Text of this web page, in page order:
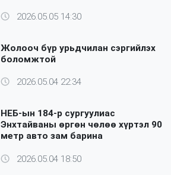
2026.05.05 14:30
Жолооч бүр урьдчилан сэргийлэх
боломжтой
2026.05.04 22:34
НЕБ-ын 184-р сургуулиас
Энхтайваны өргөн чөлөө хүртэл 90
метр авто зам барина
2026.05.04 18:50